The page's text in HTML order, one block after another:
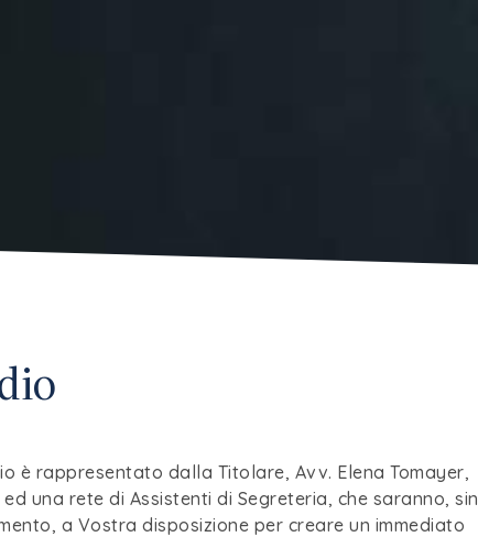
è rappresentato dalla Titolare, Avv. Elena Tomayer,
una rete di Assistenti di Segreteria, che saranno, sin
a Vostra disposizione per creare un immediato